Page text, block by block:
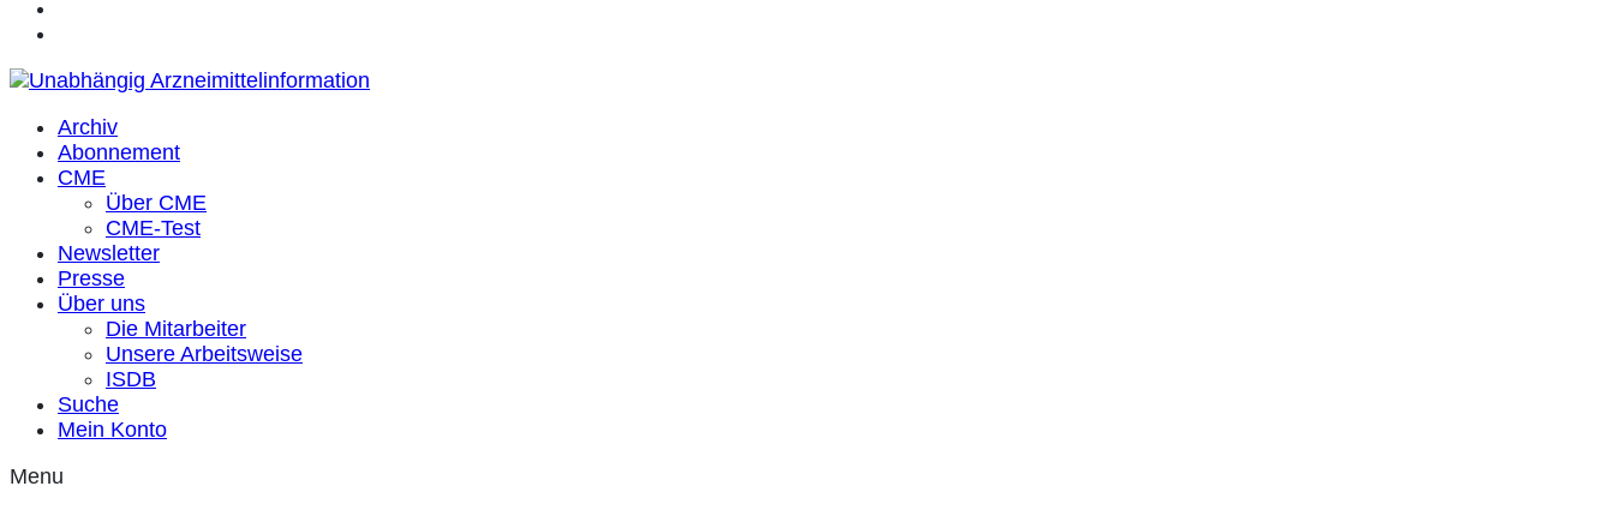
Archiv
Abonnement
CME
Über CME
CME-Test
Newsletter
Presse
Über uns
Die Mitarbeiter
Unsere Arbeitsweise
ISDB
Suche
Mein Konto
Menu